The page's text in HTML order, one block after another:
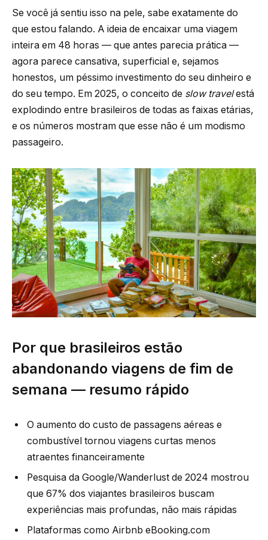
Se você já sentiu isso na pele, sabe exatamente do
que estou falando. A ideia de encaixar uma viagem
inteira em 48 horas — que antes parecia prática —
agora parece cansativa, superficial e, sejamos
honestos, um péssimo investimento do seu dinheiro e
do seu tempo. Em 2025, o conceito de slow travelestá
explodindo entre brasileiros de todas as faixas etárias,
e os números mostram que esse não é um modismo
passageiro.
Por que brasileiros estão
abandonando viagens de fim de
semana — resumo rápido
O aumento do custo de passagens aéreas e
combustível tornou viagens curtas menos
atraentes financeiramente
Pesquisa da Google/Wanderlust de 2024 mostrou
que 67% dos viajantes brasileiros buscam
experiências mais profundas, não mais rápidas
Plataformas como Airbnb eBooking.com